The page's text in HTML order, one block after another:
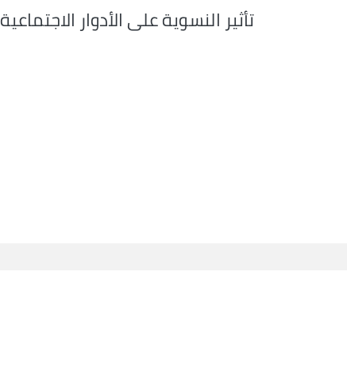
تأثير النسوية على الأدوار الاجتماعية